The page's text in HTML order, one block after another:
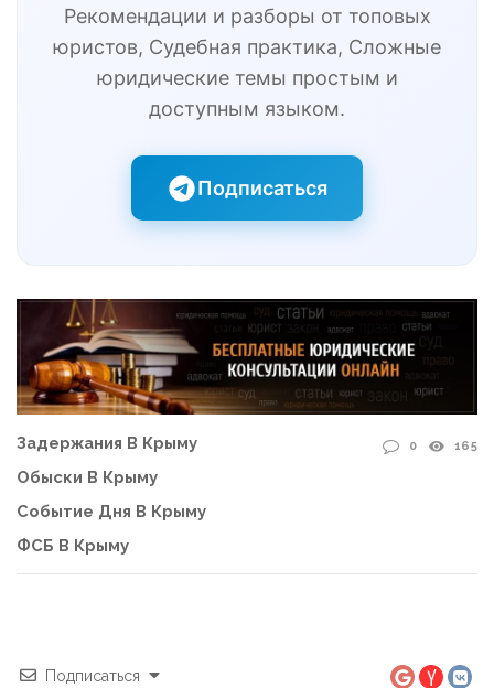
Рекомендации и разборы от топовых
юристов, Судебная практика, Сложные
юридические темы простым и
доступным языком.
Подписаться
Задержания В Крыму
Обыски В Крыму
Событие Дня В Крыму
ФСБ В Крыму
0 165
Подписаться